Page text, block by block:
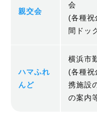
親交会
会
(各種祝
間ドッ
ハマふれ
んど
横浜市
(各種祝
携施設
の案内